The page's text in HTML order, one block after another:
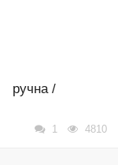
ручна /
1 4810